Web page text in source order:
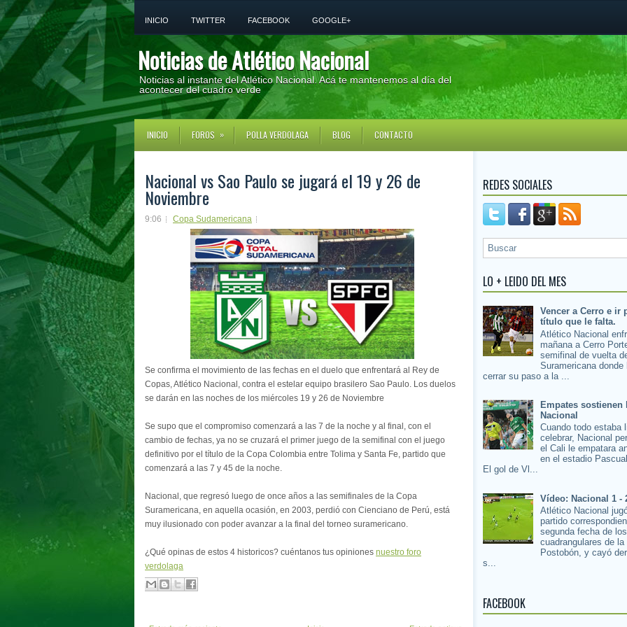
INICIO TWITTER FACEBOOK GOOGLE+
Noticias de Atlético Nacional
Noticias al instante del Atlético Nacional. Acá te mantenemos al día del
acontecer del cuadro verde
INICIO FOROS » POLLA VERDOLAGA BLOG CONTACTO
Nacional vs Sao Paulo se jugará el 19 y 26 de
Noviembre
9:06 Copa Sudamericana
Se confirma el movimiento de las fechas en el duelo que enfrentará al Rey de
Copas, Atlético Nacional, contra el estelar equipo brasilero Sao Paulo. Los duelos
se darán en las noches de los miércoles 19 y 26 de Noviembre
Se supo que el compromiso comenzará a las 7 de la noche y al final, con el
cambio de fechas, ya no se cruzará el primer juego de la semifinal con el juego
definitivo por el título de la Copa Colombia entre Tolima y Santa Fe, partido que
comenzará a las 7 y 45 de la noche.
Nacional, que regresó luego de once años a las semifinales de la Copa
Suramericana, en aquella ocasión, en 2003, perdió con Cienciano de Perú, está
muy ilusionado con poder avanzar a la final del torneo suramericano.
¿Qué opinas de estos 4 historicos? cuéntanos tus opiniones nuestro foro
verdolaga
REDES SOCIALES
LO + LEIDO DEL MES
Vencer a Cerro e ir
título que le falta.
Atlético Nacional
mañana a Cerro
semifinal de vuelta
Suramericana donde
cerrar su paso a la ...
Empates sostienen
Nacional
Cuando todo estaba
celebrar, Nacional
el Cali le empatara
en el estadio
El gol de Vl...
Vídeo: Nacional 1 -
Atlético Nacional
partido
segunda fecha de los
cuadrangulares de la
Postobón, y cayó
s...
FACEBOOK